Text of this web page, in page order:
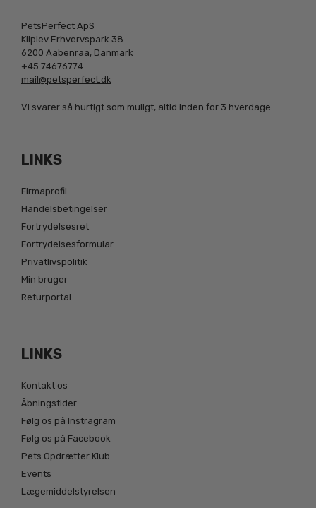
PetsPerfect ApS
Kliplev Erhvervspark 38
6200 Aabenraa, Danmark
+45 74676774
mail@petsperfect.dk
Vi svarer så hurtigt som muligt, altid inden for 3 hverdage.
LINKS
Firmaprofil
Handelsbetingelser
Fortrydelsesret
Fortrydelsesformular
Privatlivspolitik
Min bruger
Returportal
LINKS
Kontakt os
Åbningstider
Følg os på Instragram
Følg os på Facebook
Pets Opdrætter Klub
Events
Lægemiddelstyrelsen